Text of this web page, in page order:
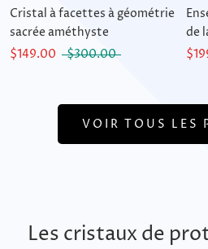
Cristal à facettes à géométrie
sacrée améthyste
$149.00
$300.00
de
VOIR TOUS LES
Les cristaux de